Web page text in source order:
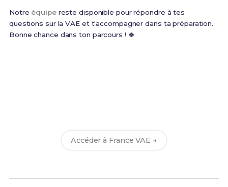
Notre équipereste disponible pour répondre à tes
questions sur la VAE et t'accompagner dans ta préparation.
Bonne chance dans ton parcours ! 🍀
Accéder à France VAE →